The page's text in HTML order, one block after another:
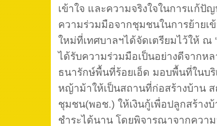
เข้าใจ และความจริงใจในการแก้ปั
ความร่วมมือจากชุมชนในการย้ายเ
ใหม่ที่เทศบาลฯได้จัดเตรียมไว้ให้
ได้รับความร่วมมือเป็นอย่างดีจากห
ธนารักษ์พื้นที่ร้อยเอ็ด มอบพื้นที่ในบ
หญ้าม้าให้เป็นสถานที่ก่อสร้างบ้าน
ชุมชน(พอช.) ให้เงินกู้เพื่อปลูกสร้าง
ชำระได้นาน โดยพิจารณาจากควา